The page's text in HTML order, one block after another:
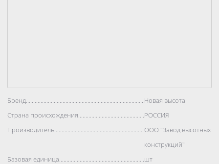
Бренд..................................................................................Новая высота
Страна происхождения..................................................................................
РОССИЯ
Производитель..................................................................................ООО "Завод высотных
конструкций"
Базовая единица..................................................................................
шт